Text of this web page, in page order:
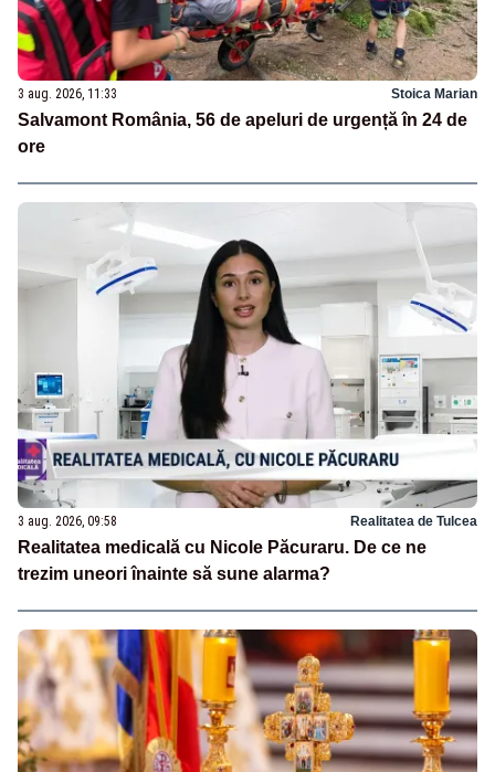
3 aug. 2026, 11:33 Stoica Marian
Salvamont România, 56 de apeluri de urgență în 24 de
ore
3 aug. 2026, 09:58 Realitatea de Tulcea
Realitatea medicală cu Nicole Păcuraru. De ce ne
trezim uneori înainte să sune alarma?